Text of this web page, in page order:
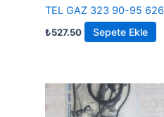
TEL GAZ 323 90-95 626
₺527.50 Sepete Ekle